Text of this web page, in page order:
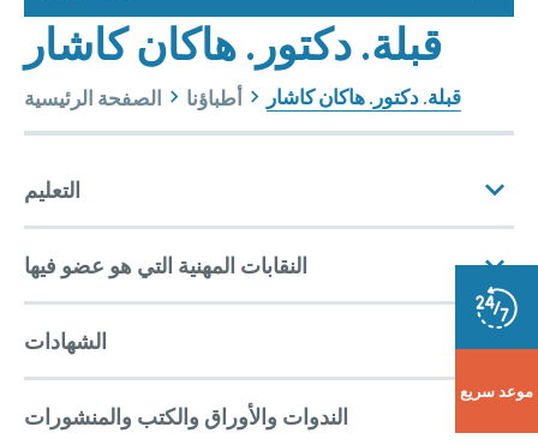
قبلة. دكتور. هاكان كاشار
الصفحة الرئيسية أطباؤنا قبلة. دكتور. هاكان كاشار
التعليم
الحالة التعليمية
مجال الخبرة
النقابات المهنية التي هو عضو فيها
الشهادات
الندوات والأوراق والكتب والمنشورات
موعد سريع